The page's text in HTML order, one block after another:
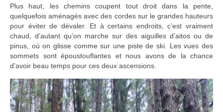
Plus haut, les chemins coupent tout droit dans la pente,
quelquefois aménagés avec des cordes sur le grandes hauteurs
pour éviter de dévaler. Et à certains endroits, c’est vraiment
chaud, d’autant qu’on marche sur des aiguilles d’aitos ou de
pinus, où on glisse comme sur une piste de ski. Les vues des
sommets sont époustouflantes et nous avons de la chance
d’avoir beau temps pour ces deux ascensions.